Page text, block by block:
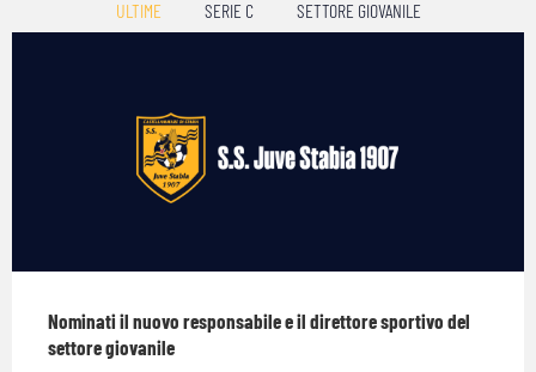
ULTIME SERIE C SETTORE GIOVANILE
Nominati il nuovo responsabile e il direttore sportivo del
settore giovanile